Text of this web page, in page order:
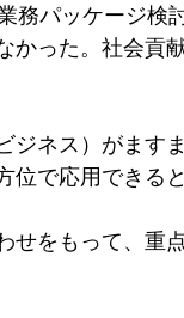
務パッケージ検
かった。社会貢
ジネス）がます
で応用できる
せをもって、重